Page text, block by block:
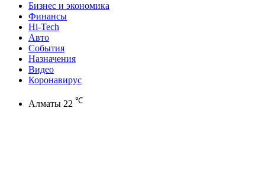
Бизнес и экономика
Финансы
Hi-Tech
Авто
События
Назначения
Видео
Коронавирус
Алматы 22 ℃